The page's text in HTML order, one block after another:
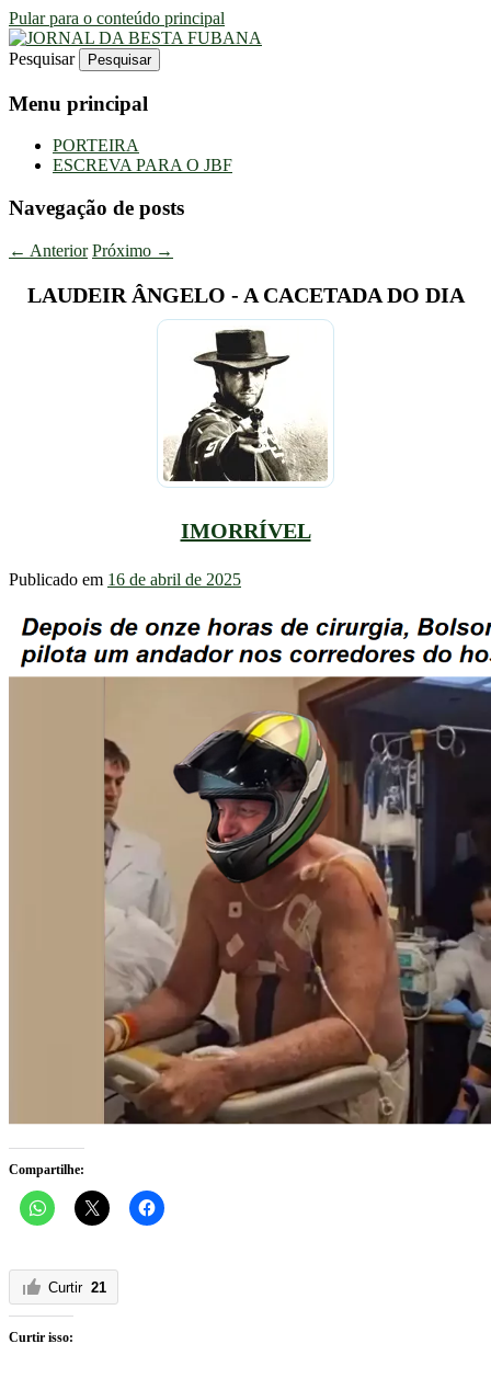
Pular para o conteúdo principal
JORNAL DA BESTA FUBANA
Uma Gazeta Escrota
Pesquisar
Menu principal
PORTEIRA
ESCREVA PARA O JBF
Navegação de posts
← Anterior Próximo →
LAUDEIR ÂNGELO - A CACETADA DO DIA
IMORRÍVEL
Publicado em 16 de abril de 2025
Compartilhe:
Curtir 21
Curtir isso: